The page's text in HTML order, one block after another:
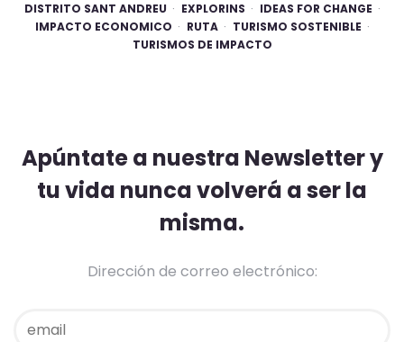
DISTRITO SANT ANDREU
EXPLORINS
IDEAS FOR CHANGE
IMPACTO ECONOMICO
RUTA
TURISMO SOSTENIBLE
TURISMOS DE IMPACTO
Apúntate a nuestra Newsletter y
tu vida nunca volverá a ser la
misma.
Dirección de correo electrónico: